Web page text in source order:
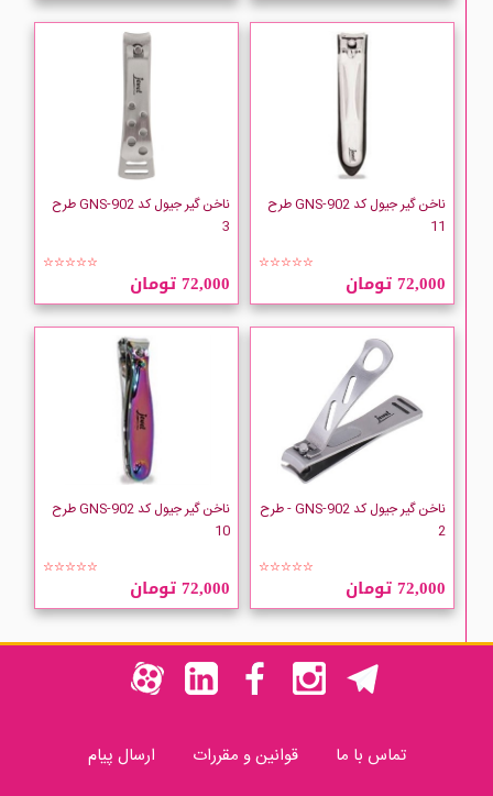
ناخن گیر جیول کد GNS-902 طرح
11
☆☆☆☆☆
72,000 تومان
ناخن گیر جیول کد GNS-902 طرح
3
☆☆☆☆☆
72,000 تومان
ناخن گیر جیول کد GNS-902 - طرح
2
☆☆☆☆☆
72,000 تومان
ناخن گیر جیول کد GNS-902 طرح
10
☆☆☆☆☆
72,000 تومان
تماس با ما قوانین و مقررات ارسال پیام